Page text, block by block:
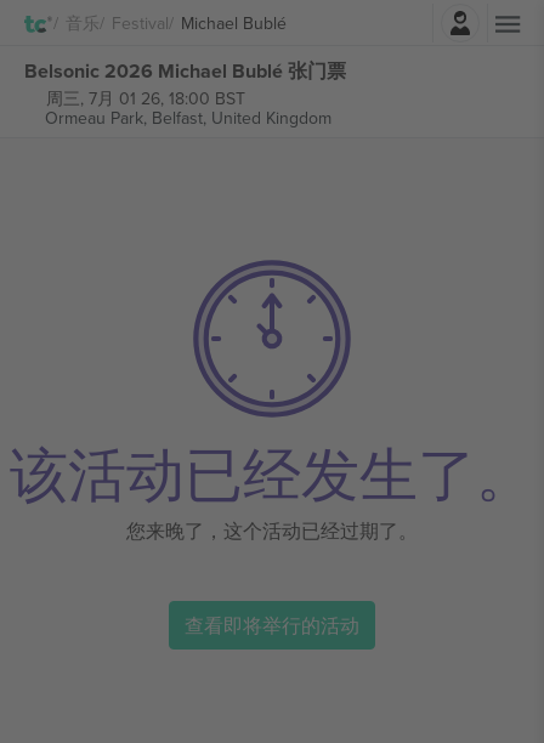
音乐 Festival Michael Bublé
Belsonic 2026 Michael Bublé 张门票
周三, 7月 01 26, 18:00 BST
Ormeau Park, Belfast, United Kingdom
该活动已经发生了。
您来晚了，这个活动已经过期了。
查看即将举行的活动